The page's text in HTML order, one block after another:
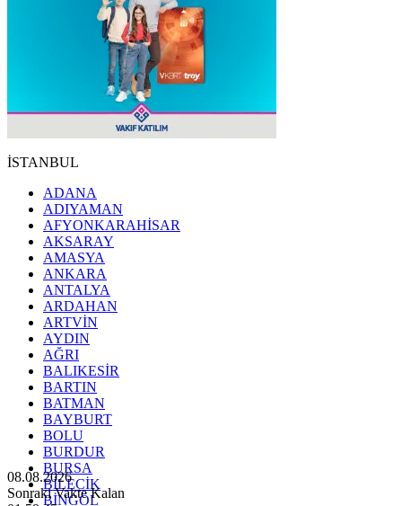
İSTANBUL
ADANA
ADIYAMAN
AFYONKARAHİSAR
AKSARAY
AMASYA
ANKARA
ANTALYA
ARDAHAN
ARTVİN
AYDIN
AĞRI
BALIKESİR
BARTIN
BATMAN
BAYBURT
BOLU
BURDUR
BURSA
BİLECİK
BİNGÖL
08.08.2026
Sonraki Vakte Kalan